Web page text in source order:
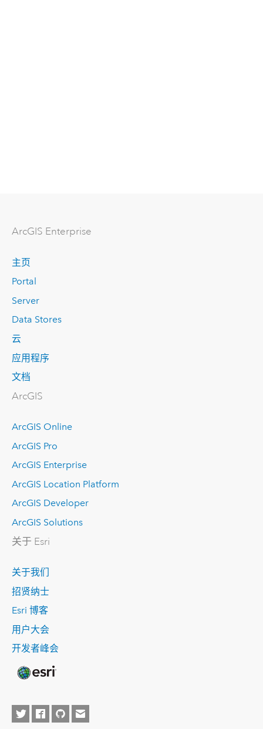
ArcGIS Enterprise
主页
Portal
Server
Data Stores
云
应用程序
文档
ArcGIS
ArcGIS Online
ArcGIS Pro
ArcGIS Enterprise
ArcGIS Location Platform
ArcGIS Developer
ArcGIS Solutions
关于 Esri
关于我们
招贤纳士
Esri 博客
用户大会
开发者峰会